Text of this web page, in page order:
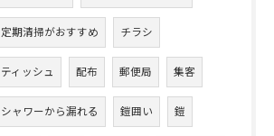
定期清掃がおすすめ チラシ
ティッシュ 配布 郵便局 集客
シャワーから漏れる 鎧囲い 鎧